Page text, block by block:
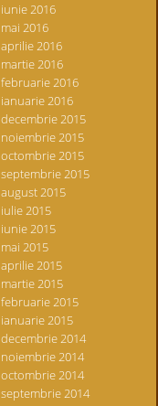
iunie 2016
mai 2016
aprilie 2016
martie 2016
februarie 2016
ianuarie 2016
decembrie 2015
noiembrie 2015
octombrie 2015
septembrie 2015
august 2015
iulie 2015
iunie 2015
mai 2015
aprilie 2015
martie 2015
februarie 2015
ianuarie 2015
decembrie 2014
noiembrie 2014
octombrie 2014
septembrie 2014